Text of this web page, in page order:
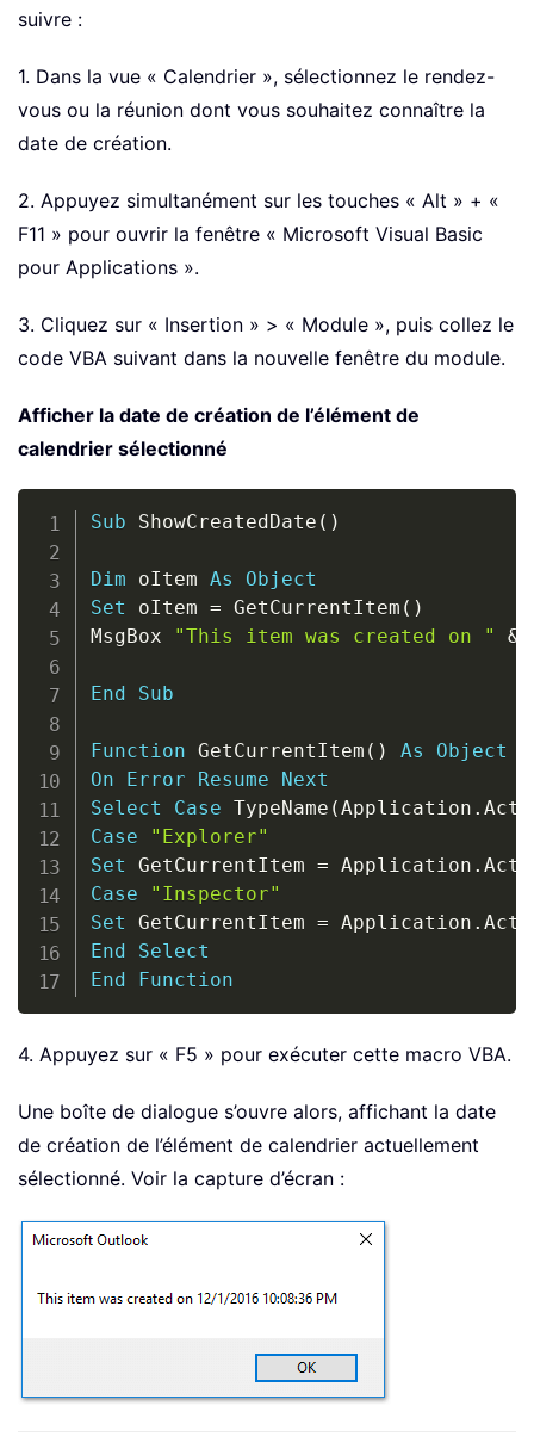
suivre :
1. Dans la vue « Calendrier », sélectionnez le rendez-
vous ou la réunion dont vous souhaitez connaître la
date de création.
2. Appuyez simultanément sur les touches « Alt » + «
F11 » pour ouvrir la fenêtre « Microsoft Visual Basic
pour Applications ».
3. Cliquez sur « Insertion » > « Module », puis collez le
code VBA suivant dans la nouvelle fenêtre du module.
Afficher la date de création de l’élément de
calendrier sélectionné
Sub ShowCreatedDate ( )
Dim oItem As
Object
Set oItem = GetCurrentItem ( )
MsgBox
"This item was created on " &
End Sub
Function GetCurrentItem ( ) As
Object
On
Error Resume
Next
Select
Case TypeName (Application .
Case
"Explorer"
Set GetCurrentItem = Application .
Case
"Inspector"
Set GetCurrentItem = Application .
End
Select
End
Function
4. Appuyez sur « F5 » pour exécuter cette macro VBA.
Une boîte de dialogue s’ouvre alors, affichant la date
de création de l’élément de calendrier actuellement
sélectionné. Voir la capture d’écran :